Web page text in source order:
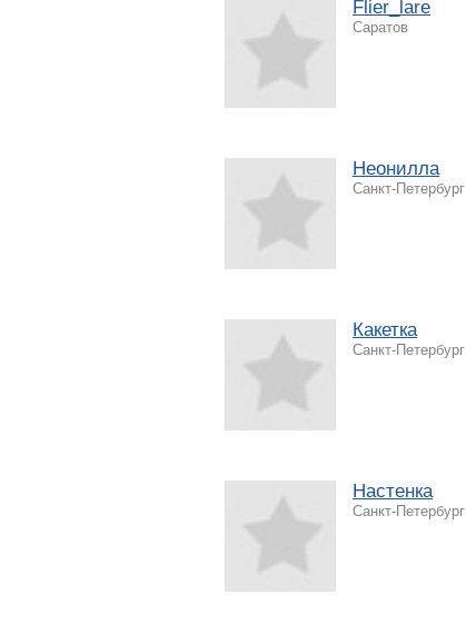
Flier_lare
Саратов
Неонилла
Санкт-Петербург
Какетка
Санкт-Петербург
Настенка
Санкт-Петербург